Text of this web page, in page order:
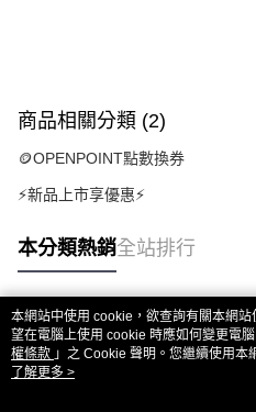
商品相關分類 (2)
🪙OPENPOINT點數換券
⚡新品上市享優惠⚡
本分類熱銷全站排行
熱門標籤
本網站中使用 cookie，欲查詢有關本網
望在電腦上使用 cookie 時應如何變更電
權條款 」之 Cookie 聲明。您繼續使用本
用條款之 Cookie 聲明使用 cookie。
了解更多 >